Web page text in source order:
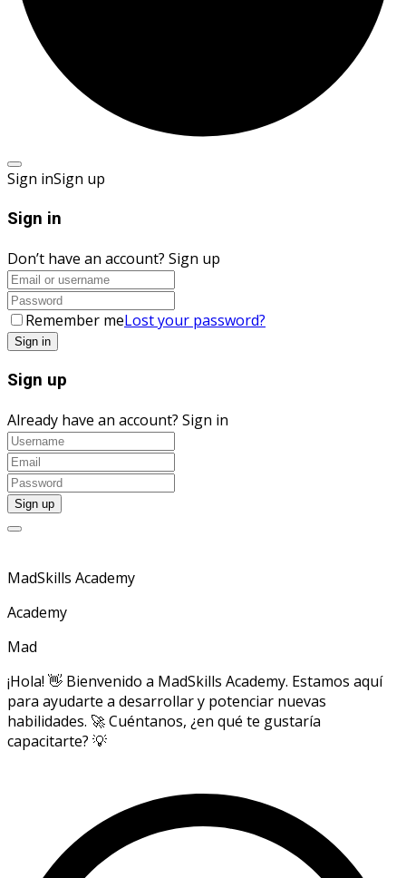
Sign inSign up
Sign in
Don’t have an account? Sign up
Remember meLost your password?
Sign up
Already have an account? Sign in
MadSkills Academy
Academy
Mad
¡Hola! 👋 Bienvenido a MadSkills Academy. Estamos aquí
para ayudarte a desarrollar y potenciar nuevas
habilidades. 🚀 Cuéntanos, ¿en qué te gustaría
capacitarte? 💡